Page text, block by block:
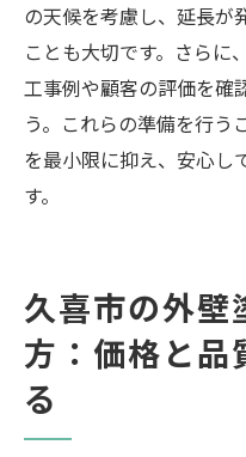
の天候を考慮し、延長が
ことも大切です。さらに
工事例や顧客の評価を確
う。これらの準備を行う
を最小限に抑え、安心し
す。
久喜市の外壁
方：価格と品
る